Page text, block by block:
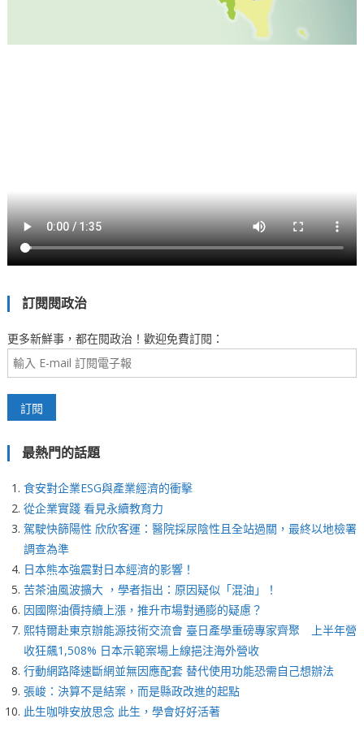
訂閱閱政治
更多新鮮事，都在閱政治！歡迎免費訂閱：
最熱門的話題
食安對企業ESG與產業經濟的衝擊
從企業實踐 看見永續教育力
駕駛快篩陽性 欣欣客運：醫院採尿陰性且全站過關，最終以地檢署
調查為準
日本熊本強震對日本經濟的影響！
苦茶油風波擴大 ，學者指出：原因疑似「混油」！
因國際油價持續上漲，推升市場對通膨的疑慮？
熙特爾赴東京辦能源技術交流會 臺日產學重磅專家齊聚 上半年營
收狂飆1,508% 日本示範案場上線挹注海外營收
行動網路降速斷網並無因應配套 替代使用功能恐需自己想辦法
張峻：決算不是結案，而是縣政改進的起點
此生咖啡安放思念 此生，學會好好活著